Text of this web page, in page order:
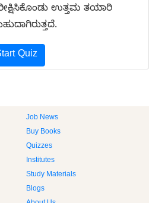
ಉತ್ತಮ ತಯಾರಿ
Quiz
Job News
Buy Books
Quizzes
Institutes
Study Materials
Blogs